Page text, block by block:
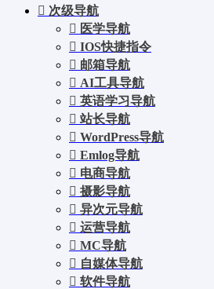
次级导航
医学导航
IOS快捷指令
邮箱导航
AI工具导航
英语学习导航
站长导航
WordPress导航
Emlog导航
电商导航
摄影导航
异次元导航
运营导航
MC导航
自媒体导航
软件导航